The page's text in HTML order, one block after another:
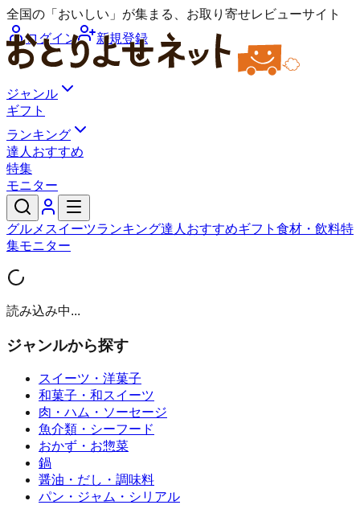
全国の「おいしい」が集まる、お取り寄せレビューサイト
ログイン
新規登録
ジャンル
ギフト
ランキング
達人おすすめ
特集
モニター
グルメ スイーツランキング達人おすすめギフト 食材・飲料特
集モニター
読み込み中...
ジャンルから探す
スイーツ・洋菓子
和菓子・和スイーツ
肉・ハム・ソーセージ
魚介類・シーフード
おかず・お惣菜
鍋
醤油・だし・調味料
パン・ジャム・シリアル